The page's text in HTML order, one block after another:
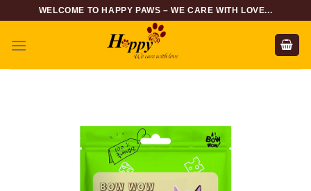
content
WELCOME TO HAPPY PAWS – WE CARE WITH LOVE...